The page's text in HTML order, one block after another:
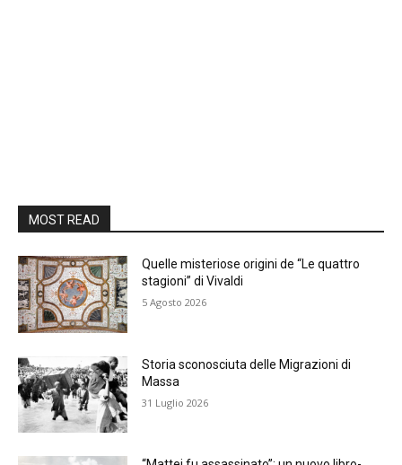
MOST READ
Quelle misteriose origini de “Le quattro
stagioni” di Vivaldi
5 Agosto 2026
Storia sconosciuta delle Migrazioni di
Massa
31 Luglio 2026